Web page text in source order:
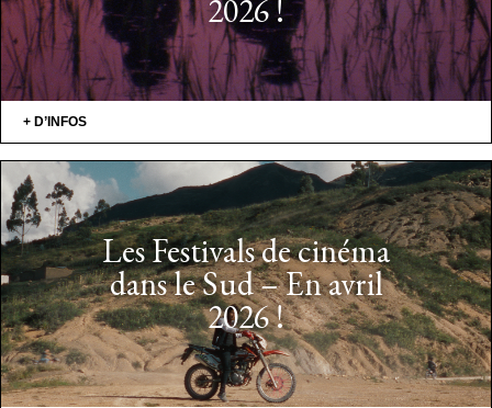
2026 !
+ D’INFOS
Les Festivals de cinéma
dans le Sud – En avril
2026 !